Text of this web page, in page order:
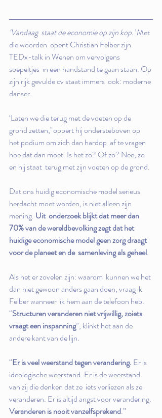
‘Vandaag  staat de economie op zijn kop.’ Met
die woorden  opent Christian Felber zijn
TEDx-talk in Wenen om vervolgens
soepeltjes  in een handstand te gaan staan. Op
zijn rijk gevulde cv staat immers  ook: moderne
danser.
‘Laten we die terug met de voeten op de
grond zetten,’ oppert hij ondersteboven op
het podium om zich dan hardop  af te vragen
hoe dat dan moet. Is het zo? Of zo? Nee, zo
en hij staat  terug met zijn voeten op de grond.
Dat ons huidig economische model serieus
herdacht moet worden, is niet alleen zijn
mening. Uit  onderzoek blijkt dat meer dan
70% van de wereldbevolking zegt dat het
huidige economische model geen zorg draagt
voor de planeet en de  samenleving als geheel.
Als het er zovelen zijn: waarom  kunnen we het
dan niet gewoon anders gaan doen, vraag ik
Felber wanneer  ik hem aan de telefoon heb.
“Structuren veranderen niet vrijwillig, zoiets
vraagt een inspanning”, klinkt het aan de
andere kant van de lijn.
“Er is veel weerstand tegen verandering. Er is
ideologische weerstand. Er is de weerstand
van zij die denken dat ze  iets verliezen als ze
veranderen. Er is altijd angst voor verandering.
Veranderen is nooit vanzelfsprekend.”